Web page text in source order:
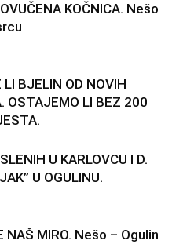
KOČNICA. Nešo
LI BJELIN OD NOVIH
OSTAJEMO LI BEZ 200
U KARLOVCU I D.
U OGULINU.
NAŠ MIRO. Nešo – Ogulin